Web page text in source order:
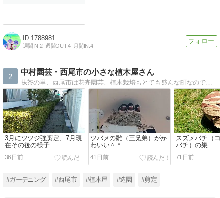
1788981
週間IN:2 週間OUT:4 月間IN:4
2
中村園芸・西尾市の小さな植木屋さん
抹茶の里、西尾市は花卉園芸、植木栽培もとても盛んな町なのです。そこでの日々の園芸事をＵＰしてます＾＾
3月にツツジ強剪定、7月現
在その後の様子
36日前
ツバメの雛（三兄弟）がか
わいい＾＾
41日前
スズメバチ（
バチ）の巣
71日前
#ガーデニング #西尾市 #植木屋 #造園 #剪定